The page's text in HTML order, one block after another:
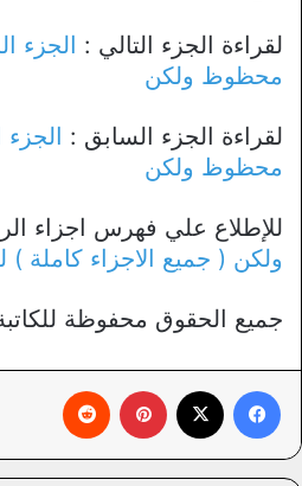
لقراءة الجزء التالي : الجزء
محظوظ ولكن
لقراءة الجزء السابق : الجزء
محظوظ ولكن
للإطلاع علي فهرس اجزاء
ولكن ( جميع الاجزاء كاملة )
جميع الحقوق محفوظة